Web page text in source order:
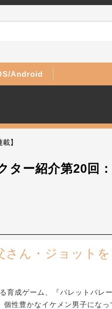
Android
】
ター紹介第20回
さん・ジョット
成ゲーム、『パレットパレ
性豊かなイケメン男子になっ